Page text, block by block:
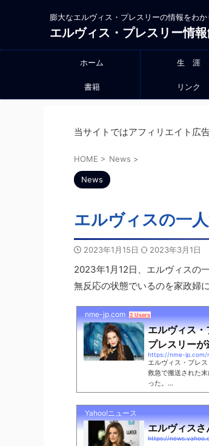
膨大なエルヴィス・プレスリーの情報をわ
エルヴィス・プレスリー情
ホーム 生 涯
書籍 リンク
当サイトではアフィリエイト広
HOME > News >
News
エルヴィスの一
2023年1月15日 2023年3月1日
2023年1月12日、エルヴィスの
無反応の状態でいるのを家政婦
nme-jp.com 2 Users
エルヴィス
プレスリー
https://nme-jp.com/
エルヴィス・プレ
救急で搬送された
った。...
Yahoo!ニュース
エルヴィス
https://